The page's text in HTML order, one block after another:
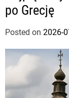
po Grecję
Posted on 2026-